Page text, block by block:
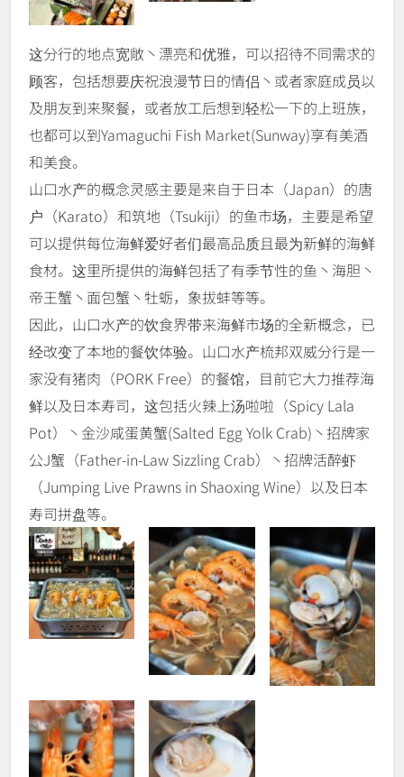
这分行的地点宽敞丶漂亮和优雅，可以招待不同需求的
顾客，包括想要庆祝浪漫节日的情侣丶或者家庭成员以
及朋友到来聚餐，或者放工后想到轻松一下的上班族，
也都可以到Yamaguchi Fish Market(Sunway)享有美酒
和美食。
山口水产的概念灵感主要是来自于日本（Japan）的唐
户（Karato）和筑地（Tsukiji）的鱼市场，主要是希望
可以提供每位海鲜爱好者们最高品质且最为新鲜的海鲜
食材。这里所提供的海鲜包括了有季节性的鱼丶海胆丶
帝王蟹丶面包蟹丶牡蛎，象拔蚌等等。
因此，山口水产的饮食界带来海鲜市场的全新概念，已
经改变了本地的餐饮体验。山口水产梳邦双威分行是一
家没有猪肉（PORK Free）的餐馆，目前它大力推荐海
鲜以及日本寿司，这包括火辣上汤啦啦（Spicy Lala
Pot）丶金沙咸蛋黄蟹(Salted Egg Yolk Crab)丶招牌家
公J蟹（Father-in-Law Sizzling Crab）丶招牌活醉虾
（Jumping Live Prawns in Shaoxing Wine）以及日本
寿司拼盘等。